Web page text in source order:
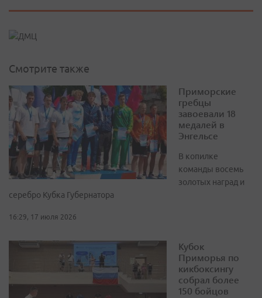
Смотрите также
Приморские
гребцы
завоевали 18
медалей в
Энгельсе
В копилке
команды восемь
золотых наград и
серебро Кубка Губернатора
16:29, 17 июля 2026
Кубок
Приморья по
кикбоксингу
собрал более
150 бойцов